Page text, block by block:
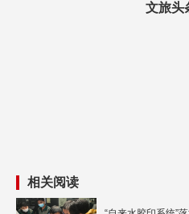
文旅头
相关阅读